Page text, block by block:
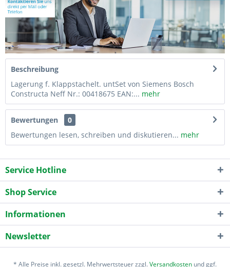
Beschreibung
Lagerung f. Klappstachelt. untSet von Siemens Bosch
Constructa Neff Nr.: 00418675 EAN:... mehr
Bewertungen
0
Bewertungen lesen, schreiben und diskutieren... mehr
Service Hotline
Shop Service
Informationen
Newsletter
* Alle Preise inkl. gesetzl. Mehrwertsteuer zzgl.Versandkosten und ggf.